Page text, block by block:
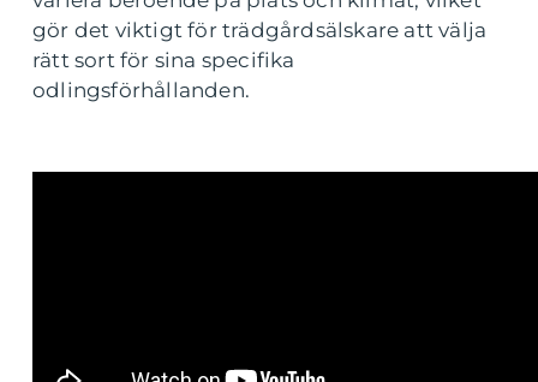
gör det viktigt för trädgårdsälskare att välja
rätt sort för sina specifika
odlingsförhållanden.